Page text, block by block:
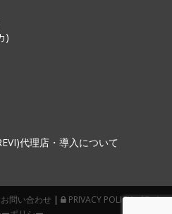
)
代理店・導入について
問い合わせ |
PRIVACY POLICY プライ